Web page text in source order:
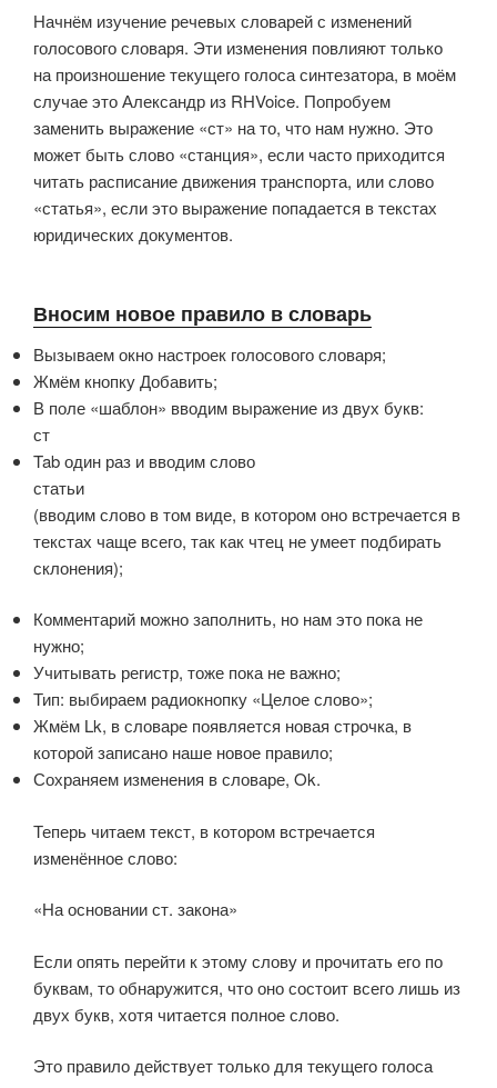
Начнём изучение речевых словарей с изменений
голосового словаря. Эти изменения повлияют только
на произношение текущего голоса синтезатора, в моём
случае это Александр из RHVoice. Попробуем
заменить выражение «ст» на то, что нам нужно. Это
может быть слово «станция», если часто приходится
читать расписание движения транспорта, или слово
«статья», если это выражение попадается в текстах
юридических документов.
Вносим новое правило в словарь
Вызываем окно настроек голосового словаря;
Жмём кнопку Добавить;
В поле «шаблон» вводим выражение из двух букв:
ст
Tab один раз и вводим слово
статьи
(вводим слово в том виде, в котором оно встречается в
текстах чаще всего, так как чтец не умеет подбирать
склонения);
Комментарий можно заполнить, но нам это пока не
нужно;
Учитывать регистр, тоже пока не важно;
Тип: выбираем радиокнопку «Целое слово»;
Жмём Lk, в словаре появляется новая строчка, в
которой записано наше новое правило;
Сохраняем изменения в словаре, Ok.
Теперь читаем текст, в котором встречается
изменённое слово:
«На основании ст. закона»
Если опять перейти к этому слову и прочитать его по
буквам, то обнаружится, что оно состоит всего лишь из
двух букв, хотя читается полное слово.
Это правило действует только для текущего голоса